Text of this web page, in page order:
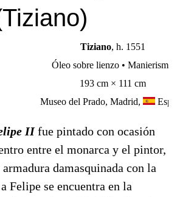
Tiziano, h. 1551
Óleo sobre lienzo • Manierismo
193 cm × 111 cm
Museo del Prado, Madrid,
IIfue pintado con ocasión
entre el monarca y el pintor,
damasquinada con la
Felipe se encuentra en la